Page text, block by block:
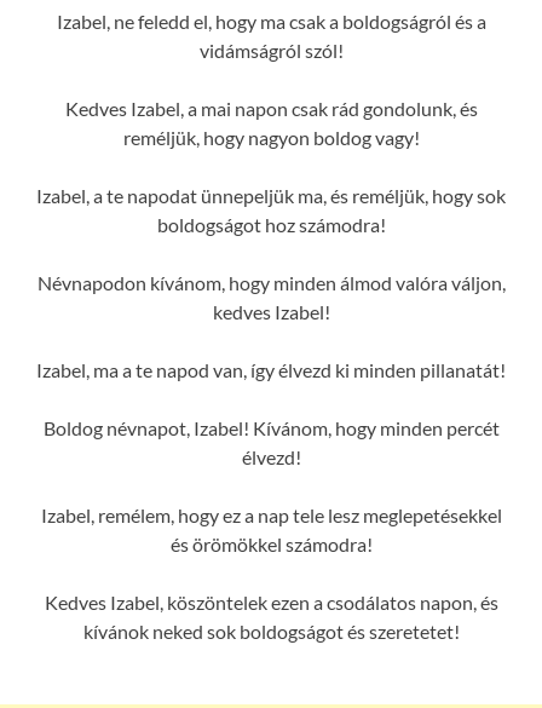
Izabel, ne feledd el, hogy ma csak a boldogságról és a
vidámságról szól!
Kedves Izabel, a mai napon csak rád gondolunk, és
reméljük, hogy nagyon boldog vagy!
Izabel, a te napodat ünnepeljük ma, és reméljük, hogy sok
boldogságot hoz számodra!
Névnapodon kívánom, hogy minden álmod valóra váljon,
kedves Izabel!
Izabel, ma a te napod van, így élvezd ki minden pillanatát!
Boldog névnapot, Izabel! Kívánom, hogy minden percét
élvezd!
Izabel, remélem, hogy ez a nap tele lesz meglepetésekkel
és örömökkel számodra!
Kedves Izabel, köszöntelek ezen a csodálatos napon, és
kívánok neked sok boldogságot és szeretetet!